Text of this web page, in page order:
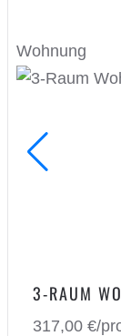
Wohnung
3-RAUM
317,00 €/